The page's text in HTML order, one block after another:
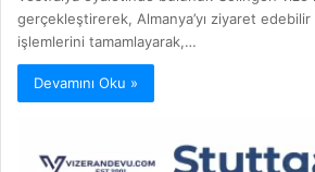
gerçekleştirerek, Almanya’yı ziyaret
işlemlerini tamamlayarak,…
Devamını Oku »